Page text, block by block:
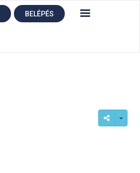
BELÉPÉS